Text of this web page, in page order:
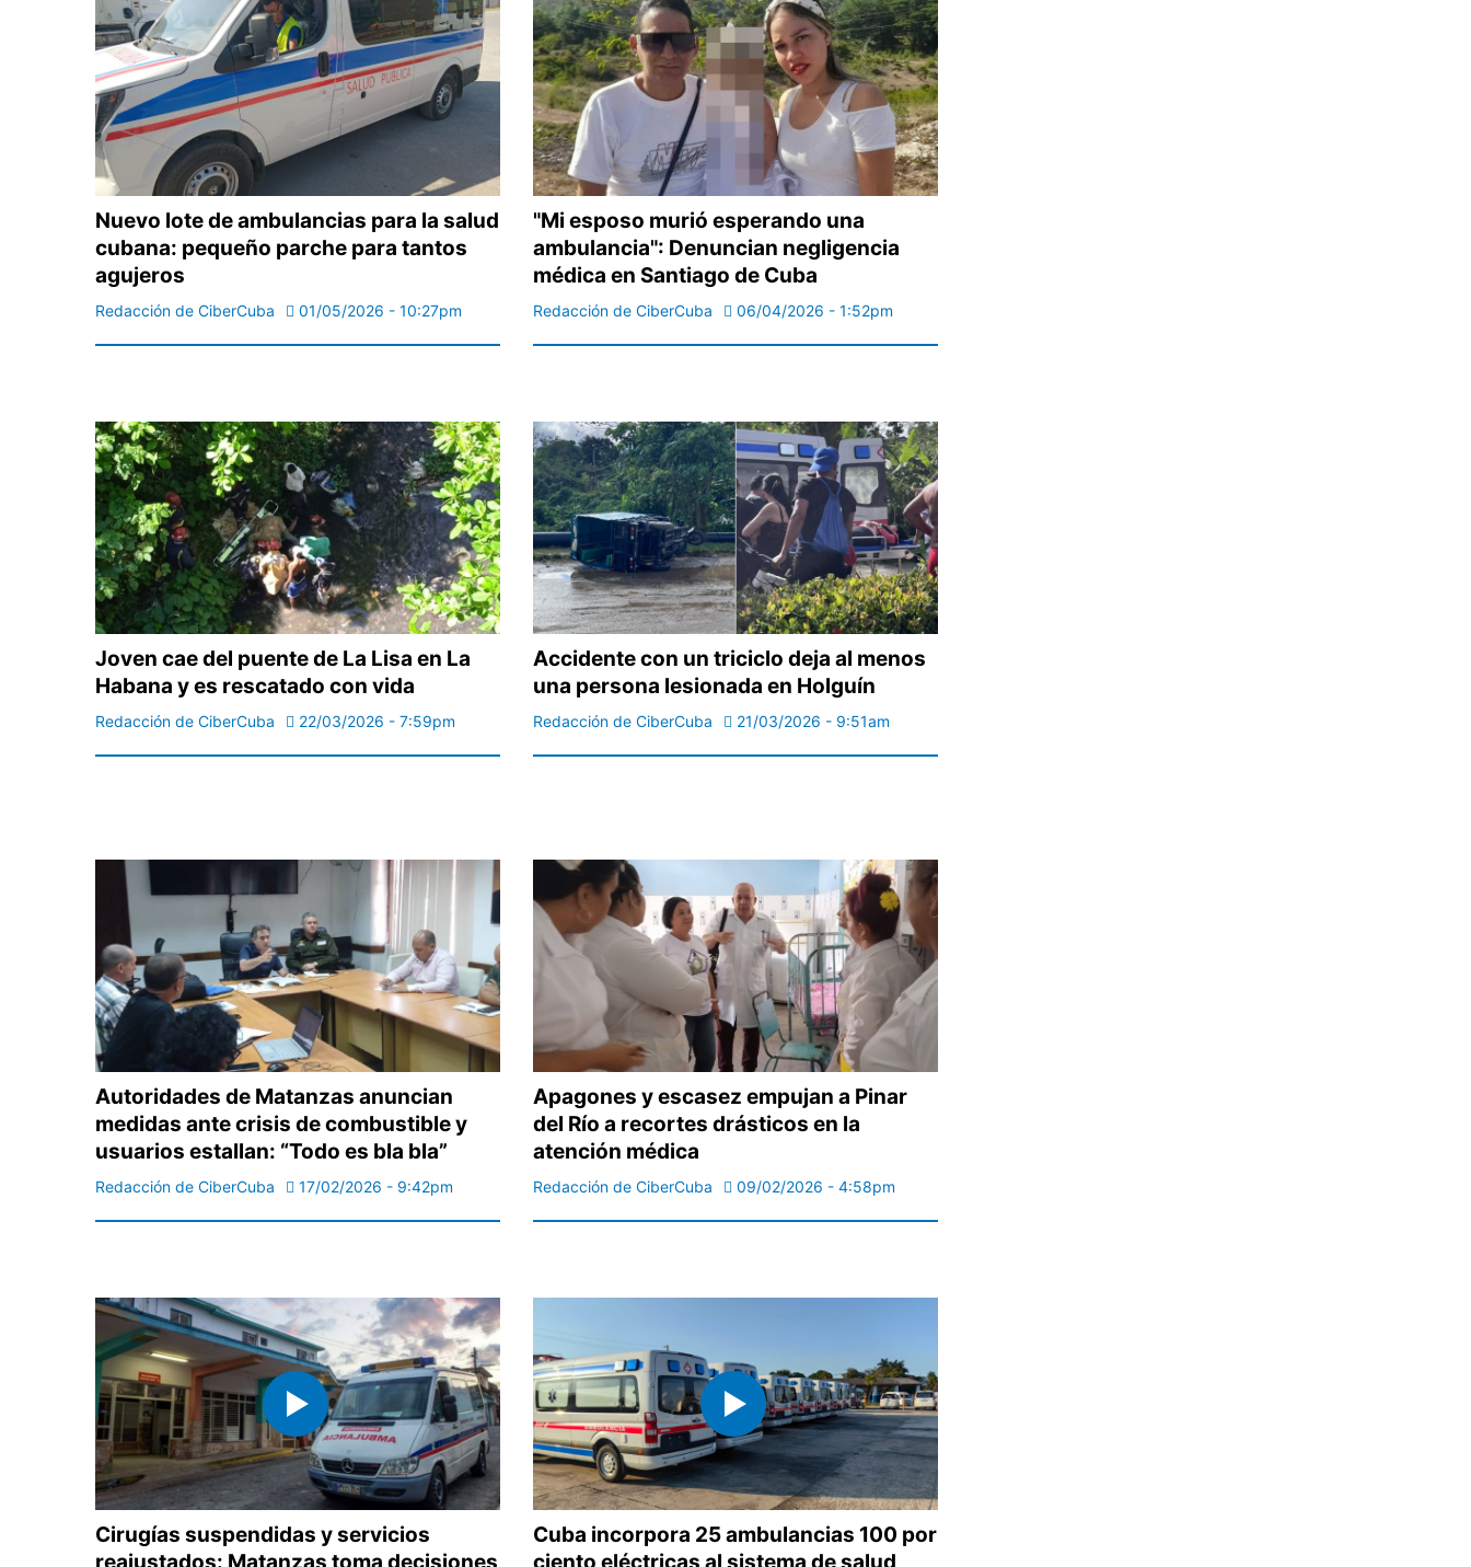
Nuevo lote de ambulancias para la salud
cubana: pequeño parche para tantos
agujeros
Redacción de CiberCuba 01/05/2026 - 10:27pm
"Mi esposo murió esperando una
ambulancia": Denuncian negligencia
médica en Santiago de Cuba
Redacción de CiberCuba 06/04/2026 - 1:52pm
Joven cae del puente de La Lisa en La
Habana y es rescatado con vida
Redacción de CiberCuba 22/03/2026 - 7:59pm
Accidente con un triciclo deja al menos
una persona lesionada en Holguín
Redacción de CiberCuba 21/03/2026 - 9:51am
Autoridades de Matanzas anuncian
medidas ante crisis de combustible y
usuarios estallan: “Todo es bla bla”
Redacción de CiberCuba 17/02/2026 - 9:42pm
Apagones y escasez empujan a Pinar
del Río a recortes drásticos en la
atención médica
Redacción de CiberCuba 09/02/2026 - 4:58pm
Cirugías suspendidas y servicios
Cuba incorpora 25 ambulancias 100 por